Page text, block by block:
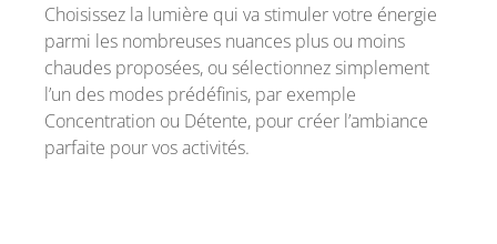
Choisissez la lumière qui va stimuler votre énergie
parmi les nombreuses nuances plus ou moins
chaudes proposées, ou sélectionnez simplement
l’un des modes prédéfinis, par exemple
Concentration ou Détente, pour créer l’ambiance
parfaite pour vos activités.